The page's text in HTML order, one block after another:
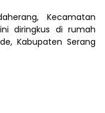
Kecamatan
diringkus di rumah
Kabupaten Serang